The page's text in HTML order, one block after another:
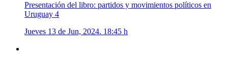
Presentación del libro: partidos y movimientos políticos en
Uruguay 4
Jueves 13 de Jun, 2024. 18:45 h